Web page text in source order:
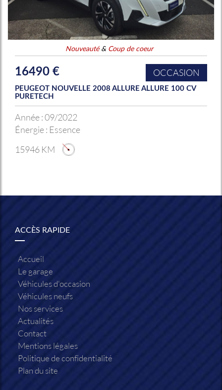
Nouveauté& Coup de coeur
16490 € OCCASION
PEUGEOT NOUVELLE 2008 ALLURE ALLURE 100 CV
PURETECH
Année :09/2022
Énergie : Essence
15946 KM
ACCÈS RAPIDE
Accueil
Le garage
Véhicules d'occasion
Véhicules neufs
Nos services
Actualités
Contact
Mentions légales
Politique de confidentialité
Plan du site